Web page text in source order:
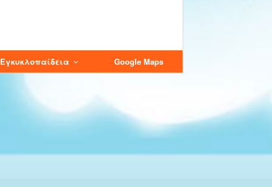
Εγκυκλοπαίδεια Google Maps